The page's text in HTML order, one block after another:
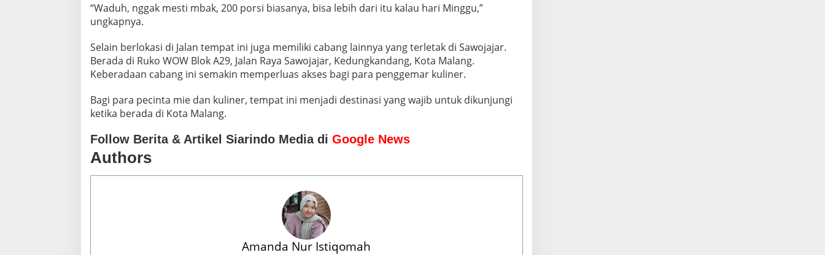
“Waduh, nggak mesti mbak, 200 porsi biasanya, bisa lebih dari itu kalau hari Minggu,”
ungkapnya.
Selain berlokasi di Jalan tempat ini juga memiliki cabang lainnya yang terletak di Sawojajar.
Berada di Ruko WOW Blok A29, Jalan Raya Sawojajar, Kedungkandang, Kota Malang.
Keberadaan cabang ini semakin memperluas akses bagi para penggemar kuliner.
Bagi para pecinta mie dan kuliner, tempat ini menjadi destinasi yang wajib untuk dikunjungi
ketika berada di Kota Malang.
Follow Berita & Artikel Siarindo Media di Google News
Authors
Amanda Nur Istiqomah